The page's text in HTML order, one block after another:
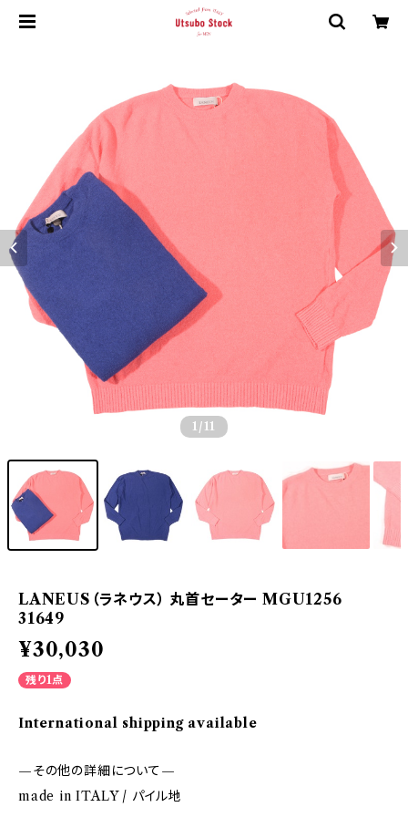
1 /11
LANEUS（ラネウス） 丸首セーター MGU1256
31649
¥30,030
残り1点
International shipping available
—その他の詳細について—
made in ITALY / パイル地